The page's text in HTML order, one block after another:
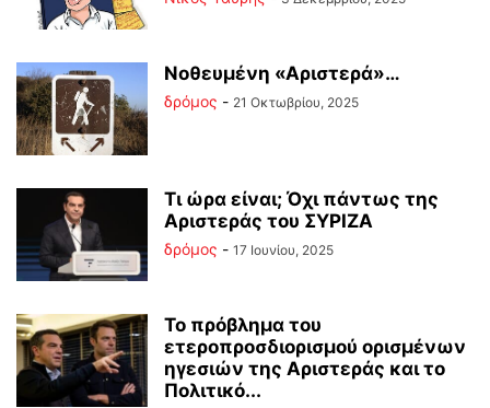
Νοθευμένη «Αριστερά»…
δρόμος - 21 Οκτωβρίου, 2025
Τι ώρα είναι; Όχι πάντως της
Αριστεράς του ΣΥΡΙΖΑ
δρόμος - 17 Ιουνίου, 2025
Το πρόβλημα του
ετεροπροσδιορισμού ορισμένων
ηγεσιών της Αριστεράς και το
Πολιτικό...